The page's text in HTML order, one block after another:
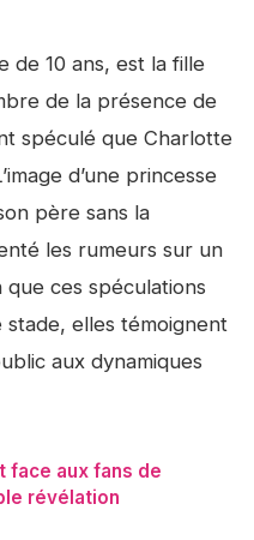
de 10 ans, est la fille
de la présence de
spéculé que Charlotte
d’une princesse
père sans la
les rumeurs sur un
ces spéculations
elles témoignent
aux dynamiques
face aux fans de
révélation